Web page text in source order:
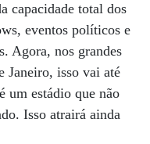
capacidade total dos
eventos políticos e
Agora, nos grandes
Janeiro, isso vai até
um estádio que não
Isso atrairá ainda